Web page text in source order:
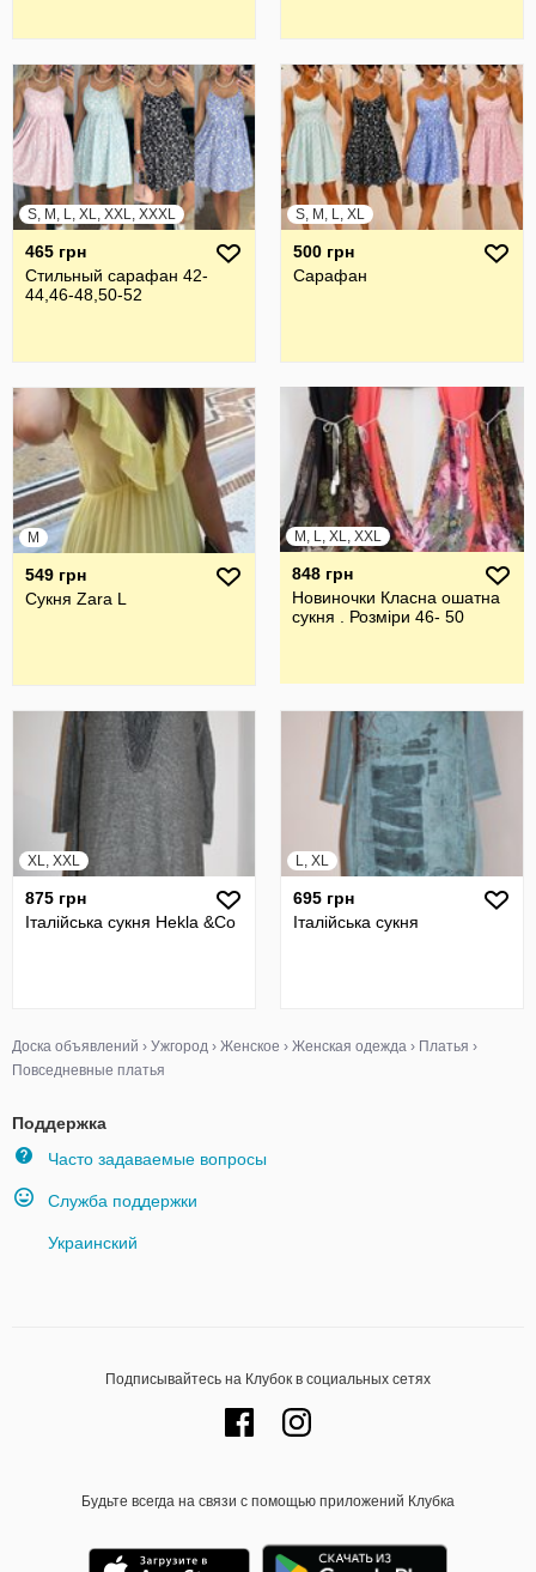
S, M, L, XL, XXL, XXXL
465 грн
Стильный сарафан 42-
44,46-48,50-52
S, M, L, XL
500 грн
Сарафан
M
549 грн
Сукня Zara L
M, L, XL, XXL
848 грн
Новиночки Класна ошатна
сукня . Розміри 46- 50
XL, XXL
875 грн
Італійська сукня Hekla &Co
L, XL
695 грн
Італійська сукня
Доска объявлений › Ужгород › Женское › Женская одежда › Платья ›
Повседневные платья
Поддержка
Часто задаваемые вопросы
Служба поддержки
Украинский
Подписывайтесь на Клубок в социальных сетях
Будьте всегда на связи с помощью приложений Клубка